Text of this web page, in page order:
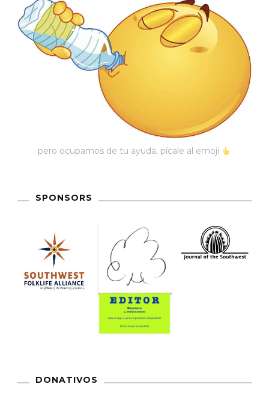
pero ocupamos de tu ayuda, pícale al emoji
SPONSORS
DONATIVOS